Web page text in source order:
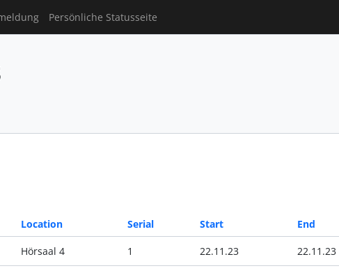
Persönliche Statusseite
Location Serial Start End
Hörsaal 4 1 22.11.23 22.11.23